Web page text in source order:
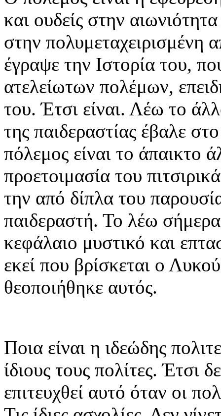
και ουδείς στην
στην πολυμεταχειρισμένη
έγραψε την Ιστορία του,
ατελείωτων πολέμων,
του. Έτσι είναι. Λέω το
της παιδεραστίας έβαλε
πόλεμος είναι το άπαικτο
προετοιμασία του
την από δίπλα του
παιδεραστή. Το λέω
κεφάλαιο μυστικό και
εκεί που βρίσκεται ο
θεοποιήθηκε αυτός.
Ποια είναι η ιδεώδης
ίδιους τους πολίτες. Έτσι
επιτευχθεί αυτό όταν οι